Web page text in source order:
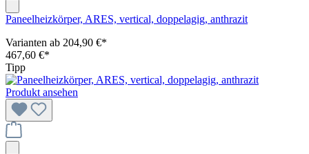
Paneelheizkörper, ARES, vertical, doppelagig, anthrazit
Varianten ab 204,90 €*
467,60 €*
Tipp
Produkt ansehen